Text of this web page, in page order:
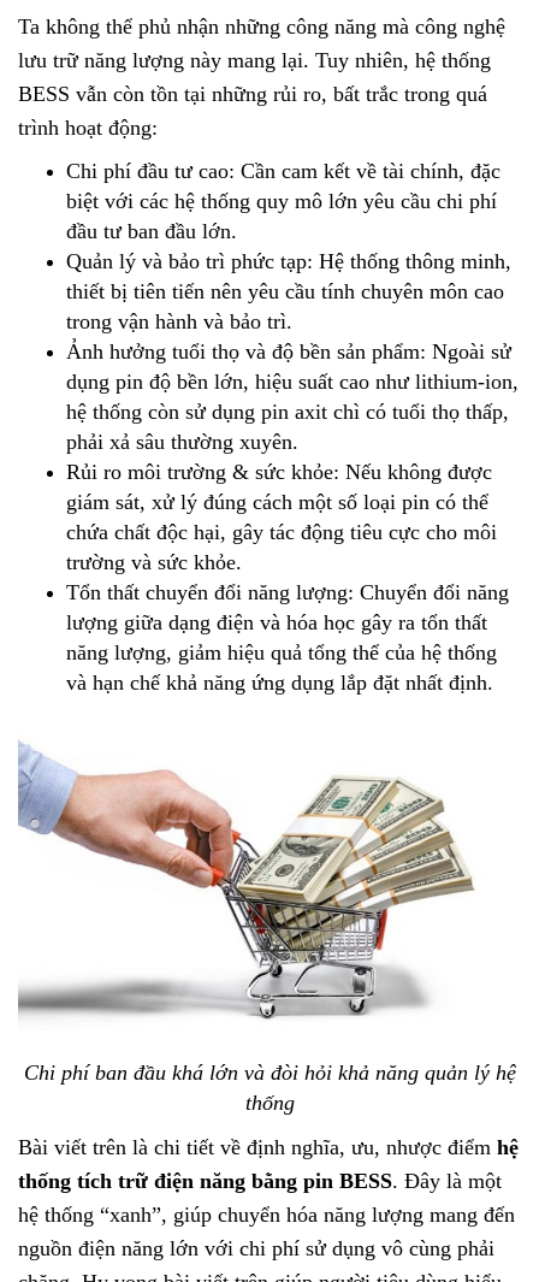
Ta không thể phủ nhận những công năng mà công nghệ
lưu trữ năng lượng này mang lại. Tuy nhiên, hệ thống
BESS vẫn còn tồn tại những rủi ro, bất trắc trong quá
trình hoạt động:
Chi phí đầu tư cao: Cần cam kết về tài chính, đặc
biệt với các hệ thống quy mô lớn yêu cầu chi phí
đầu tư ban đầu lớn.
Quản lý và bảo trì phức tạp: Hệ thống thông minh,
thiết bị tiên tiến nên yêu cầu tính chuyên môn cao
trong vận hành và bảo trì.
Ảnh hưởng tuổi thọ và độ bền sản phẩm: Ngoài sử
dụng pin độ bền lớn, hiệu suất cao như lithium-ion,
hệ thống còn sử dụng pin axit chì có tuổi thọ thấp,
phải xả sâu thường xuyên.
Rủi ro môi trường & sức khỏe: Nếu không được
giám sát, xử lý đúng cách một số loại pin có thể
chứa chất độc hại, gây tác động tiêu cực cho môi
trường và sức khỏe.
Tổn thất chuyển đổi năng lượng: Chuyển đổi năng
lượng giữa dạng điện và hóa học gây ra tổn thất
năng lượng, giảm hiệu quả tổng thể của hệ thống
và hạn chế khả năng ứng dụng lắp đặt nhất định.
Chi phí ban đầu khá lớn và đòi hỏi khả năng quản lý hệ
thống
Bài viết trên là chi tiết về định nghĩa, ưu, nhược điểm hệ
thống tích trữ điện năng bằng pin BESS. Đây là một
hệ thống “xanh”, giúp chuyển hóa năng lượng mang đến
nguồn điện năng lớn với chi phí sử dụng vô cùng phải